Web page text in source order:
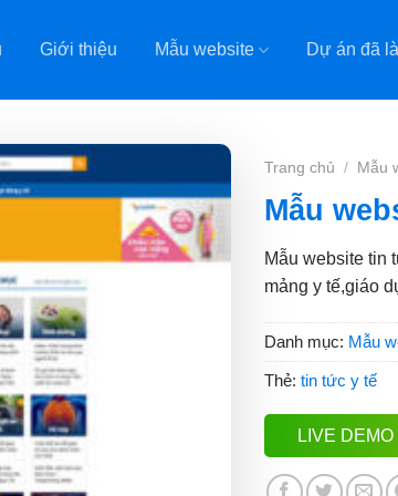
Giới thiệu Mẫu website Dự án đã
Trang chủ / Mẫu
Mẫu
Mẫu website tin
mảng y tế,giáo
Danh mục: Mẫu
Thẻ: tin tức y tế
LIVE DEMO